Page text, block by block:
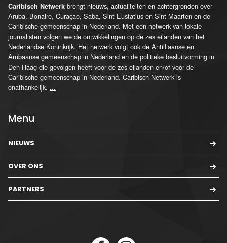
Caribisch Netwerk brengt nieuws, actualiteiten en achtergronden over
Aruba, Bonaire, Curaçao, Saba, Sint Eustatius en Sint Maarten en de
Caribische gemeenschap in Nederland. Met een netwerk van lokale
journalisten volgen we de ontwikkelingen op de zes eilanden van het
Nederlandse Koninkrijk. Het netwerk volgt ook de Antilliaanse en
Arubaanse gemeenschap in Nederland en de politieke besluitvorming in
Den Haag die gevolgen heeft voor de zes eilanden en/of voor de
Caribische gemeenschap in Nederland. Caribisch Netwerk is
onafhankelijk. ...
Menu
NIEUWS
OVER ONS
PARTNERS